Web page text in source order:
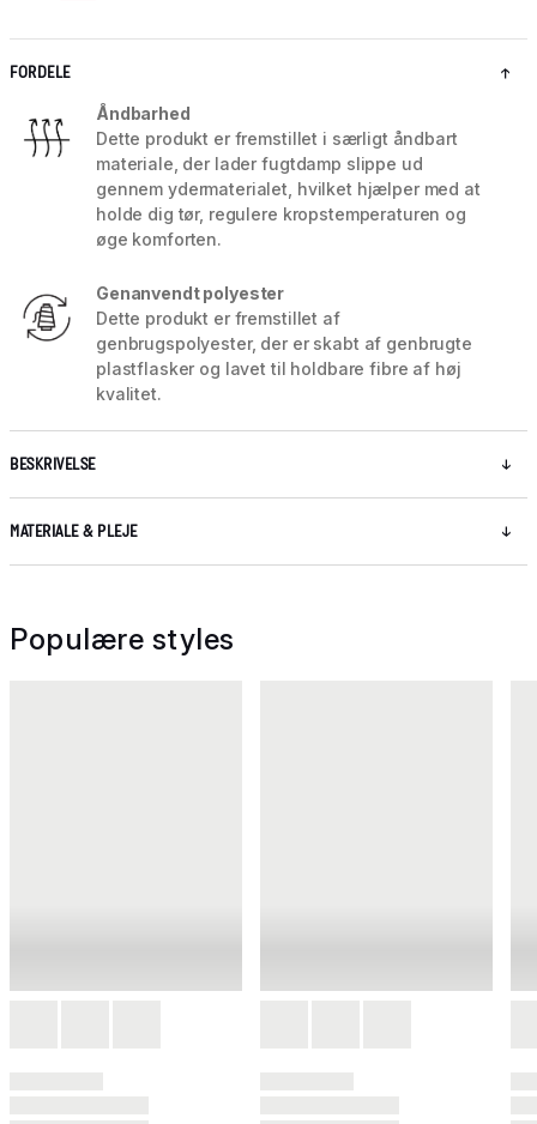
FORDELE
Åndbarhed
Dette produkt er fremstillet i særligt åndbart
materiale, der lader fugtdamp slippe ud
gennem ydermaterialet, hvilket hjælper med at
holde dig tør, regulere kropstemperaturen og
øge komforten.
Genanvendt polyester
Dette produkt er fremstillet af
genbrugspolyester, der er skabt af genbrugte
plastflasker og lavet til holdbare fibre af høj
kvalitet.
BESKRIVELSE
MATERIALE & PLEJE
Populære styles